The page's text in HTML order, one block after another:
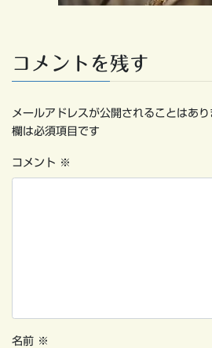
コメントを残す
メールアドレスが公開されることはあり
欄は必須項目です
コメント ※
名前 ※